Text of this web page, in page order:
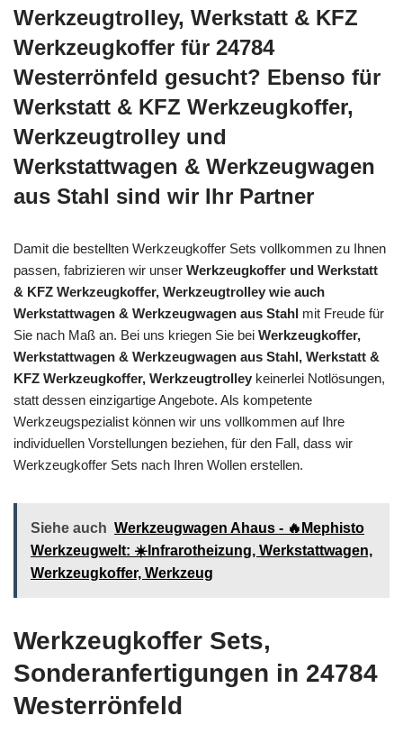
Werkzeugtrolley, Werkstatt & KFZ
Werkzeugkoffer für 24784
Westerrönfeld gesucht? Ebenso für
Werkstatt & KFZ Werkzeugkoffer,
Werkzeugtrolley und
Werkstattwagen & Werkzeugwagen
aus Stahl sind wir Ihr Partner
Damit die bestellten Werkzeugkoffer Sets vollkommen zu Ihnen
passen, fabrizieren wir unser Werkzeugkoffer und Werkstatt
& KFZ Werkzeugkoffer, Werkzeugtrolley wie auch
Werkstattwagen & Werkzeugwagen aus Stahl mit Freude für
Sie nach Maß an. Bei uns kriegen Sie bei Werkzeugkoffer,
Werkstattwagen & Werkzeugwagen aus Stahl, Werkstatt &
KFZ Werkzeugkoffer, Werkzeugtrolley keinerlei Notlösungen,
statt dessen einzigartige Angebote. Als kompetente
Werkzeugspezialist können wir uns vollkommen auf Ihre
individuellen Vorstellungen beziehen, für den Fall, dass wir
Werkzeugkoffer Sets nach Ihren Wollen erstellen.
Siehe auch Werkzeugwagen Ahaus - 🔥Mephisto
Werkzeugwelt: ☀️Infrarotheizung, Werkstattwagen,
Werkzeugkoffer, Werkzeug
Werkzeugkoffer Sets,
Sonderanfertigungen in 24784
Westerrönfeld